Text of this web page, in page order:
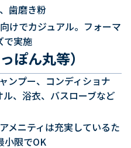
歯磨き粉
けでカジュアル。フォーマ
で実施
ぽん丸等）
ンプー、コンディショナ
、浴衣、バスローブなど
メニティは充実しているた
小限でOK